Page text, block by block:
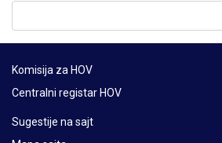
Komisija za HOV
Centralni registar HOV
Sugestije na sajt